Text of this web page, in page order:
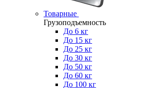
Товарные
Грузоподъемность
До 6 кг
До 15 кг
До 25 кг
До 30 кг
До 50 кг
До 60 кг
До 100 кг